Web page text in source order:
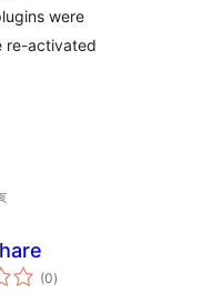
were
re-activated
(0টা
মুঠ)